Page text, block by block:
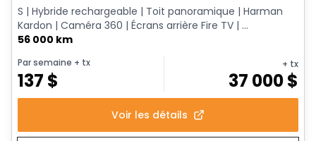
S | Hybride rechargeable | Toit panoramique | Harman
Kardon | Caméra 360 | Écrans arrière Fire TV | ...
56 000 km
Par semaine + tx
137 $
+ tx
37 000$
Voir les détails